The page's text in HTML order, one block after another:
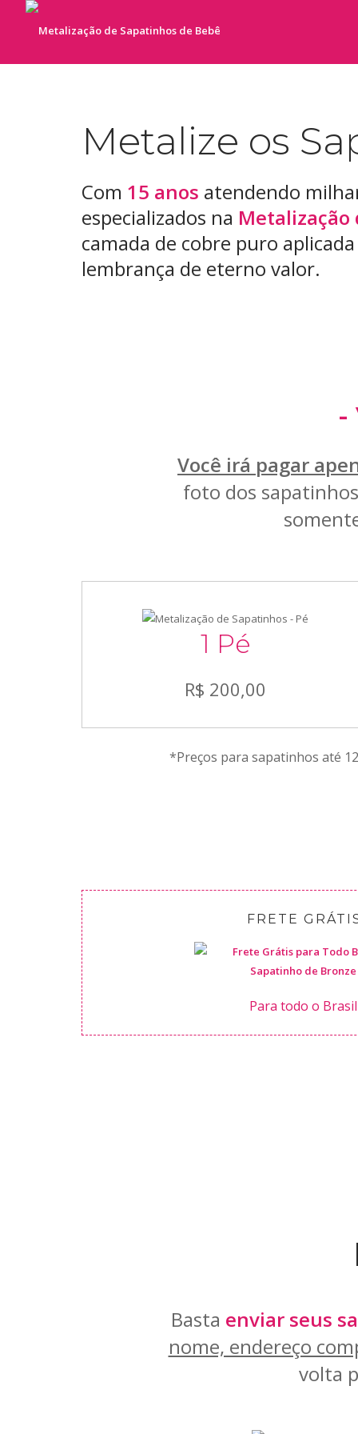
Metalize os
Com 15 anos atendendo
especializados na Metalização
camada de cobre puro
lembrança de eterno valor.
-
Você irá pagar
foto dos
1 Pé
R$ 200,00
*Preços para sapatinhos até
FRETE
Para todo o Brasil
Basta enviar seus
nome, endereço
volta